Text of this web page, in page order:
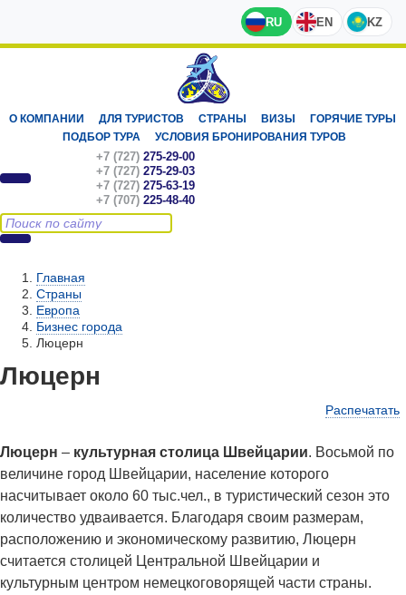
RU EN KZ
О КОМПАНИИ ДЛЯ ТУРИСТОВ СТРАНЫ ВИЗЫ
ГОРЯЧИЕ ТУРЫ
ПОДБОР ТУРА
УСЛОВИЯ БРОНИРОВАНИЯ ТУРОВ
+7 (727) 275-29-00
+7 (727) 275-29-03
+7 (727) 275-63-19
+7 (707) 225-48-40
Главная
Страны
Европа
Бизнес города
Люцерн
Люцерн
Распечатать
Люцерн – культурная столица Швейцарии. Восьмой по
величине город Швейцарии, население которого
насчитывает около 60 тыс.чел., в туристический сезон это
количество удваивается. Благодаря своим размерам,
расположению и экономическому развитию, Люцерн
считается столицей Центральной Швейцарии и
культурным центром немецкоговорящей части страны.